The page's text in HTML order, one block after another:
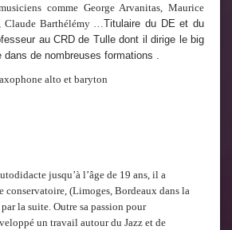
comme George Arvanitas, Maurice
Claude Barthélémy …Titulaire du DE et du
au CRD de Tulle dont il dirige le big
de nombreuses formations .
alto et baryton
jusqu’à l’âge de 19 ans, il a
(Limoges, Bordeaux dans la
la suite. Outre sa passion pour
un travail autour du Jazz et de